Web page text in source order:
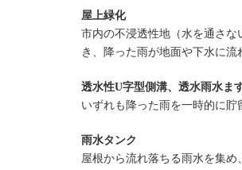
屋上緑化
市内の不浸透性地（水を通さ
き、降った雨が地面や下水に
透水性U字型側溝、透水雨水ま
いずれも降った雨を一時的に貯
雨水タンク
屋根から流れ落ちる雨水を集